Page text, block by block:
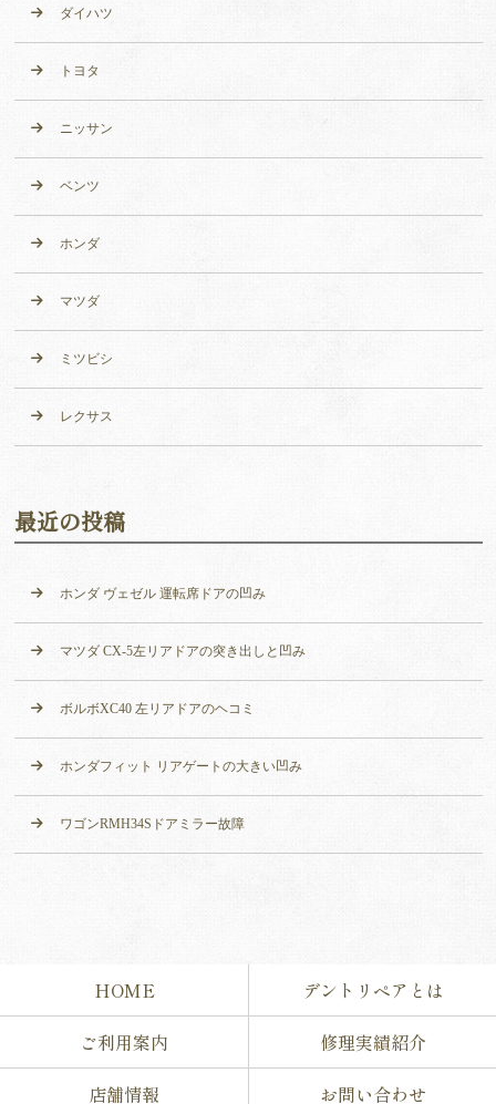
ダイハツ
トヨタ
ニッサン
ベンツ
ホンダ
マツダ
ミツビシ
レクサス
最近の投稿
ホンダ ヴェゼル 運転席ドアの凹み
マツダ CX-5左リアドアの突き出しと凹み
ボルボXC40 左リアドアのヘコミ
ホンダフィット リアゲートの大きい凹み
ワゴンRMH34Sドアミラー故障
HOME
デントリペアとは
ご利用案内
修理実績紹介
店舗情報
お問い合わせ